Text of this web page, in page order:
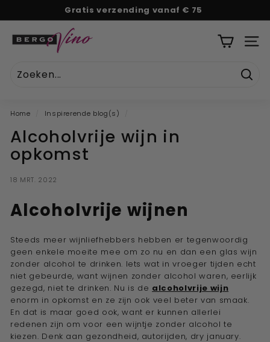
tekst
Pauze
Gratis verzending vanaf € 75
B
e
g
V
i
n
o
''U
o
n
l
i
n
e
w
i
j
Home Inspirerende blog(s)
Alcoholvrije wijn in
opkomst
18 MRT. 2022
Alcoholvrije wijnen
Steeds meer wijnliefhebbers hebben er tegenwoordig
geen enkele moeite mee om zo nu en dan een glas wijn
zonder alcohol te drinken. Iets wat in vroeger tijden echt
niet gebeurde, want wijnen zonder alcohol waren, eerlijk
gezegd, niet te drinken. Nu is de alcoholvrije wijn
enorm in opkomst en ze zijn ook veel beter van smaak.
En dat is maar goed ook, want er kunnen allerlei
redenen zijn om voor een wijntje zonder alcohol te
kiezen. Denk aan gezondheid, autorijden, dry january.